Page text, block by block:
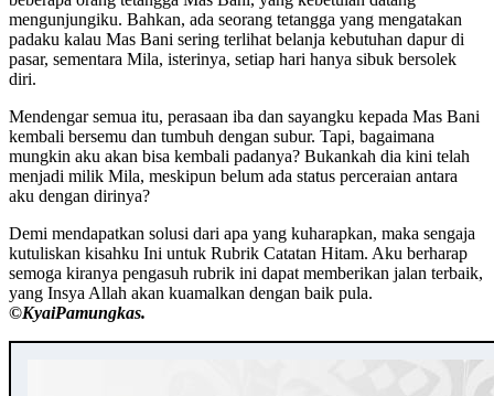
mengunjungiku. Bahkan, ada seorang tetangga yang mengatakan
padaku kalau Mas Bani sering terlihat belanja kebutuhan dapur di
pasar, sementara Mila, isterinya, setiap hari hanya sibuk bersolek
diri.
Mendengar semua itu, perasaan iba dan sayangku kepada Mas Bani
kembali bersemu dan tumbuh dengan subur. Tapi, bagaimana
mungkin aku akan bisa kembali padanya? Bukankah dia kini telah
menjadi milik Mila, meskipun belum ada status perceraian antara
aku dengan dirinya?
Demi mendapatkan solusi dari apa yang kuharapkan, maka sengaja
kutuliskan kisahku Ini untuk Rubrik Catatan Hitam. Aku berharap
semoga kiranya pengasuh rubrik ini dapat memberikan jalan terbaik,
yang Insya Allah akan kuamalkan dengan baik pula.
©️KyaiPamungkas.